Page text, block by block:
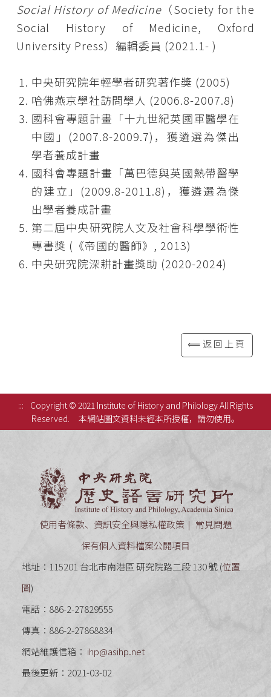
Social History of Medicine（Society for the
Social History of Medicine, Oxford
University Press）編輯委員 (2021.1- )
中央研究院年輕學者研究著作獎 (2005)
哈佛燕京學社訪問學人 (2006.8-2007.8)
國科會專題計畫「十九世紀英國軍醫學在
中國」(2007.8-2009.7)，獲遴選為傑出
學者養成計畫
國科會專題計畫「萬巴德與英國熱帶醫學
的建立」(2009.8-2011.8)，獲遴選為傑
出學者養成計畫
第二屆中央研究院人文及社會科學學術性
專書獎 (《帝國的醫師》, 2013)
中央研究院深耕計畫獎助 (2020-2024)
⟸返回上頁
:::
Copyright © 2021 Institute of History and Philology All Rights
Reserved.
本網站圖文資料未經本所授權，請勿使用。
使用者條款、資訊安全與隱私權政策
常見問題
保有個人資料檔案公開項目
地址：115201 台北市南港區 研究院路二段 130 號 (位置
圖)
電話：886-2-27829555
傳真：886-2-27868834
網站維護信箱： ihp@asihp.net
最後更新：2021-03-02